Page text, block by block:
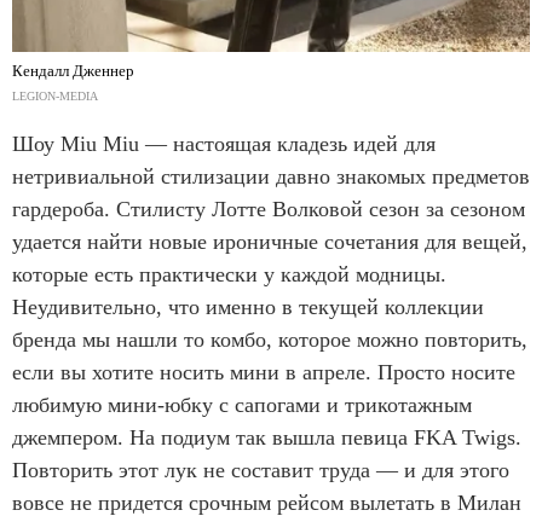
Кендалл Дженнер
LEGION-MEDIA
Шоу Miu Miu — настоящая кладезь идей для
нетривиальной стилизации давно знакомых предметов
гардероба. Стилисту Лотте Волковой сезон за сезоном
удается найти новые ироничные сочетания для вещей,
которые есть практически у каждой модницы.
Неудивительно, что именно в текущей коллекции
бренда мы нашли то комбо, которое можно повторить,
если вы хотите носить мини в апреле. Просто носите
любимую мини-юбку с сапогами и трикотажным
джемпером. На подиум так вышла певица FKA Twigs.
Повторить этот лук не составит труда — и для этого
вовсе не придется срочным рейсом вылетать в Милан